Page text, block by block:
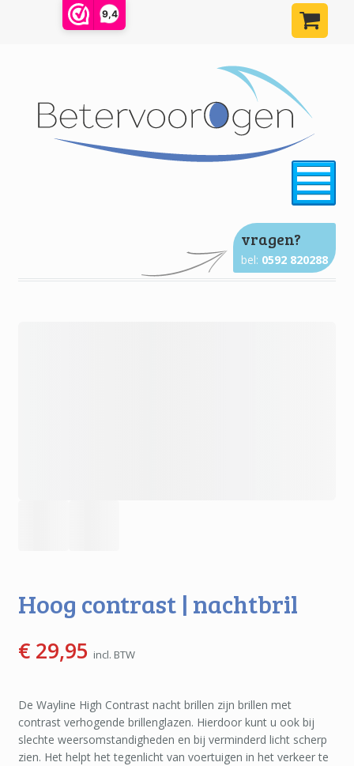
9,4
²
vragen?
bel: 0592 820288
Hoog contrast | nachtbril
€29,95 incl. BTW
De Wayline High Contrast nacht brillen zijn brillen met
contrast verhogende brillenglazen. Hierdoor kunt u ook bij
slechte weersomstandigheden en bij verminderd licht scherp
zien. Het helpt het tegenlicht van voertuigen in het verkeer te